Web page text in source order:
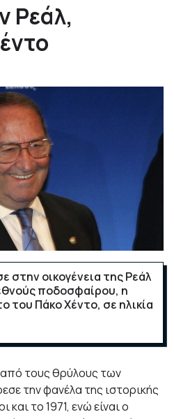
Ρεάλ,
στην οικογένεια της Ρεάλ
ποδοσφαίρου, η
του Πάκο Χέντο, σε ηλικία
τους θρύλους των
την φανέλα της ιστορικής
το 1971, ενώ είναι ο